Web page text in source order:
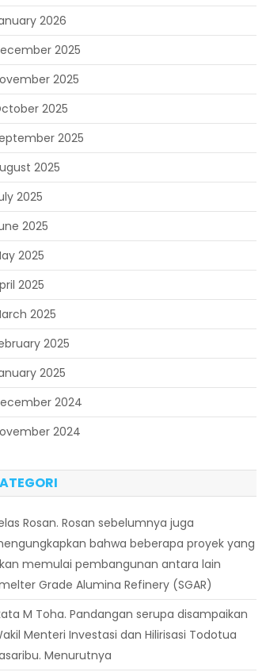
2026
2025
2025
2025
2025
2025
2025
2025
2025
2025
2025
2025
2025
2024
2024
jelas Rosan. Rosan sebelumnya juga
bahwa beberapa proyek yang
memulai pembangunan antara lain
Grade Alumina Refinery (SGAR)
kata M Toha. Pandangan serupa disampaikan
Menteri Investasi dan Hilirisasi Todotua
Menurutnya